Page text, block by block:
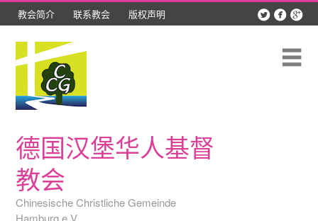
  
教会简介 联系教会 版权声明
德国汉堡华人基督
教会
Chinesische Christliche Gemeinde
Hamburg e.V.
Skip
content
最新动态
聚会时间
教会团契
讲道录音
网络资源